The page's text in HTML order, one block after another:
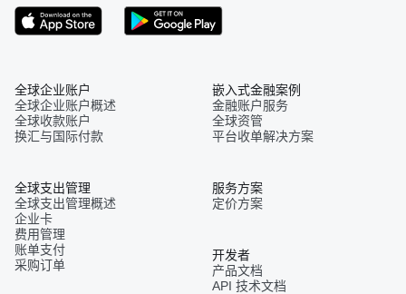
全球企业账户
全球企业账户概述
全球收款账户
换汇与国际付款
全球支出管理
全球支出管理概述
企业卡
费用管理
账单支付
采购订单
嵌入式金融案例
金融账户服务
全球资管
平台收单解决方案
服务方案
定价方案
开发者
产品文档
API 技术文档